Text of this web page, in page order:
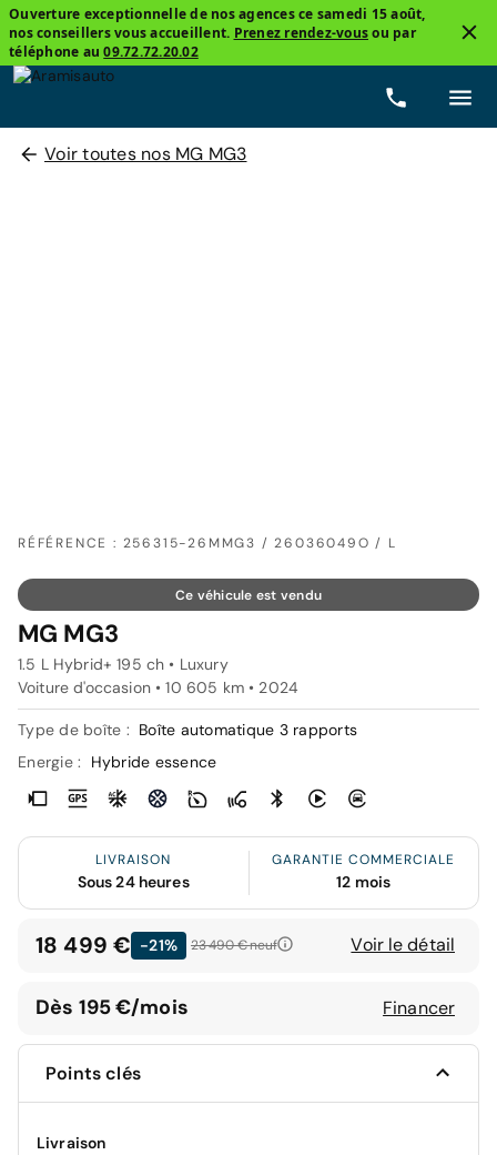
Ouverture exceptionnelle de nos agences ce samedi 15 août,
nos conseillers vous accueillent. Prenez rendez-vousou par
téléphone au09.72.72.20.02
Voir toutes nos MG MG3
RÉFÉRENCE : 256315-26MMG3 / 26036049O / L
Ce véhicule est vendu
MG MG3
1.5 L Hybrid+ 195 ch • Luxury
Voiture d'occasion • 10 605 km • 2024
Type de boîte : Boîte automatique 3 rapports
Energie :
Hybride essence
LIVRAISON
Sous 24 heures
GARANTIE COMMERCIALE
12 mois
18 499 € -21% 23 490 €neuf Voir le détail
Dès 195 €/mois Financer
Points clés
Livraison